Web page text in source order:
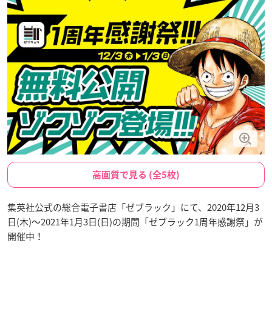
高画質で見る (全5枚)
集英社公式の総合電子書店「ゼブラック」にて、2020年12月3
日(木)～2021年1月3日(日)の期間「ゼブラック1周年感謝祭」が
開催中！